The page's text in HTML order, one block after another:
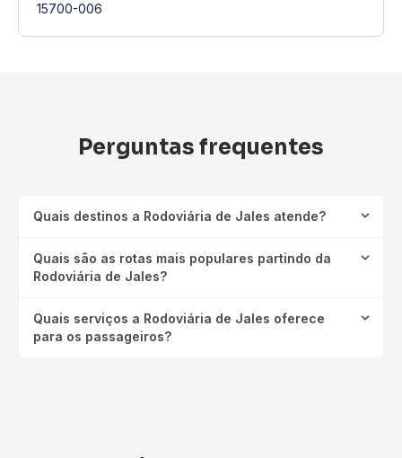
15700-006
Perguntas frequentes
Quais destinos a Rodoviária de Jales atende?
Quais são as rotas mais populares partindo da
Rodoviária de Jales?
Quais serviços a Rodoviária de Jales oferece
para os passageiros?